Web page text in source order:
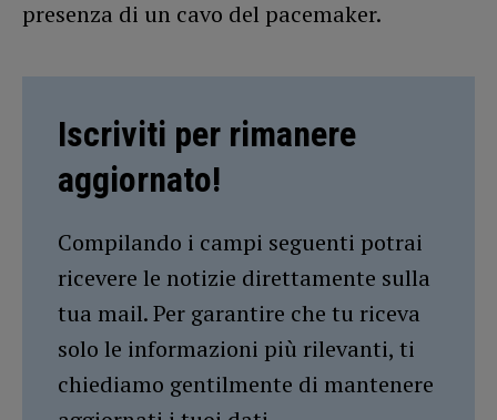
presenza di un cavo del pacemaker.
Iscriviti per rimanere
aggiornato!
Compilando i campi seguenti potrai
ricevere le notizie direttamente sulla
tua mail. Per garantire che tu riceva
solo le informazioni più rilevanti, ti
chiediamo gentilmente di mantenere